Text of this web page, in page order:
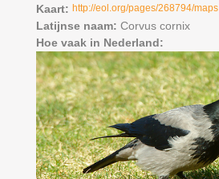
Kaart: http://eol.org/pages/268794/maps
Latijnse naam: Corvus cornix
Hoe vaak in Nederland: